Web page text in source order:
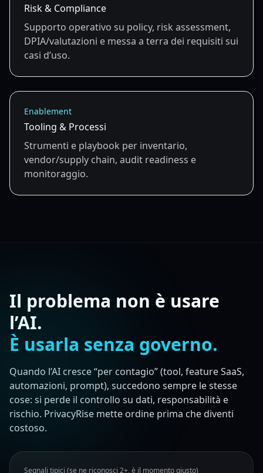
Risk & Compliance
Supporto operativo su policy, risk assessment,
DPIA/valutazioni e messa a terra dei requisiti sui
casi d’uso.
Enablement
Tooling & Processi
Strumenti e playbook per inventario,
vendor/supply chain, audit readiness e
monitoraggio.
Il problema non è usare
l’AI.
È usarla senza governo.
Quando l’AI cresce “per contagio” (tool, feature SaaS,
automazioni, prompt), succedono sempre le stesse
cose: si perde il controllo su dati, responsabilità e
rischio. PrivacyRise mette ordine prima che diventi
costoso.
Segnali tipici (se ne riconosci 2+, è il momento giusto)